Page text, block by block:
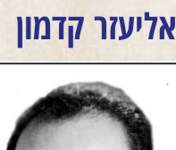
אליעזר קדמון